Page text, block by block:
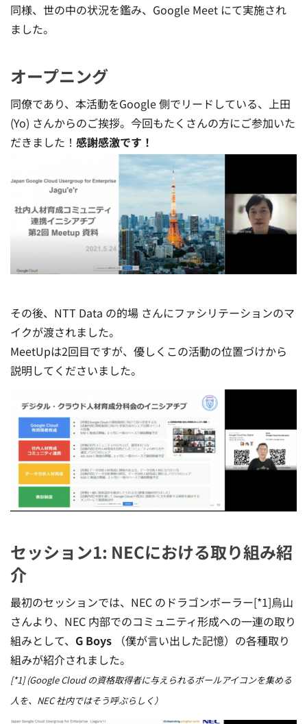
同様、世の中の状況を鑑み、Google Meet にて実施され
ました。
オープニング
同僚であり、本活動をGoogle 側でリードしている、上田
(Yo) さんからのご挨拶。今回もたくさんの方にご参加いた
だきました！ 感謝感激です！
その後、NTT Data の的場 さんにファシリテーションのマ
イクが渡されました。
MeetUpは2回目ですが、優しくこの活動の位置づけから
説明してくださいました。
セッション1: NECにおける取り組み紹
介
最初のセッションでは、NEC のドラゴンボーラー[*1]烏山
さんより、NEC 内部でのコミュニティ形成への一連の取り
組みとして、 G Boys （僕が言い出した記憶）の各種取り
組みが紹介されました。
[*1] (Google Cloud の資格取得者に与えられるボールアイコンを集める
人を、NEC 社内ではそう呼ぶらしく）